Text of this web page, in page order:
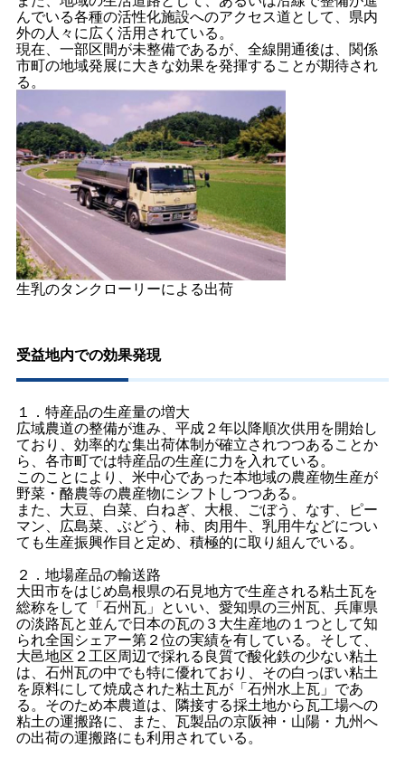
んでいる各種の活性化施設へのアクセス道として、県内
外の人々に広く活用されている。
現在、一部区間が未整備であるが、全線開通後は、関係
市町の地域発展に大きな効果を発揮することが期待され
る。
生乳のタンクローリーによる出荷
受益地内での効果発現
１．特産品の生産量の増大
広域農道の整備が進み、平成２年以降順次供用を開始し
ており、効率的な集出荷体制が確立されつつあることか
ら、各市町では特産品の生産に力を入れている。
このことにより、米中心であった本地域の農産物生産が
野菜・酪農等の農産物にシフトしつつある。
また、大豆、白菜、白ねぎ、大根、ごぼう、なす、ピー
マン、広島菜、ぶどう、柿、肉用牛、乳用牛などについ
ても生産振興作目と定め、積極的に取り組んでいる。
２．地場産品の輸送路
大田市をはじめ島根県の石見地方で生産される粘土瓦を
総称をして「石州瓦」といい、愛知県の三州瓦、兵庫県
の淡路瓦と並んで日本の瓦の３大生産地の１つとして知
られ全国シェアー第２位の実績を有している。そして、
大邑地区２工区周辺で採れる良質で酸化鉄の少ない粘土
は、石州瓦の中でも特に優れており、その白っぽい粘土
を原料にして焼成された粘土瓦が「石州水上瓦」であ
る。そのため本農道は、隣接する採土地から瓦工場への
粘土の運搬路に、また、瓦製品の京阪神・山陽・九州へ
の出荷の運搬路にも利用されている。